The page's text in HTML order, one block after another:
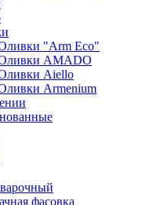
"Arm Eco"
AMADO
Aiello
Armenium
фасовка